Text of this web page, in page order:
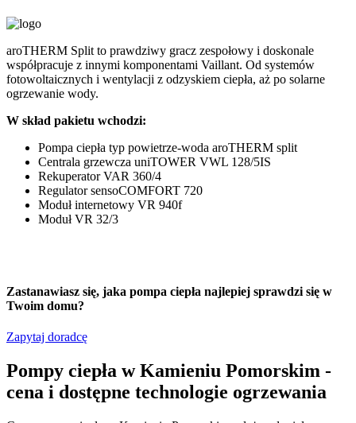
aroTHERM Split to prawdziwy gracz zespołowy i doskonale
współpracuje z innymi komponentami Vaillant. Od systemów
fotowoltaicznych i wentylacji z odzyskiem ciepła, aż po solarne
ogrzewanie wody.
W skład pakietu wchodzi:
Pompa ciepła typ powietrze-woda aroTHERM split
Centrala grzewcza uniTOWER VWL 128/5IS
Rekuperator VAR 360/4
Regulator sensoCOMFORT 720
Moduł internetowy VR 940f
Moduł VR 32/3
Zastanawiasz się, jaka pompa ciepła najlepiej sprawdzi się w
Twoim domu?
Zapytaj doradcę
Pompy ciepła w Kamieniu Pomorskim -
cena i dostępne technologie ogrzewania